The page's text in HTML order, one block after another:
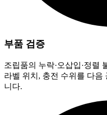
부품 검증
조립품의 누락·오삽입·정렬
라벨 위치, 충전 수위를 다음
니다.